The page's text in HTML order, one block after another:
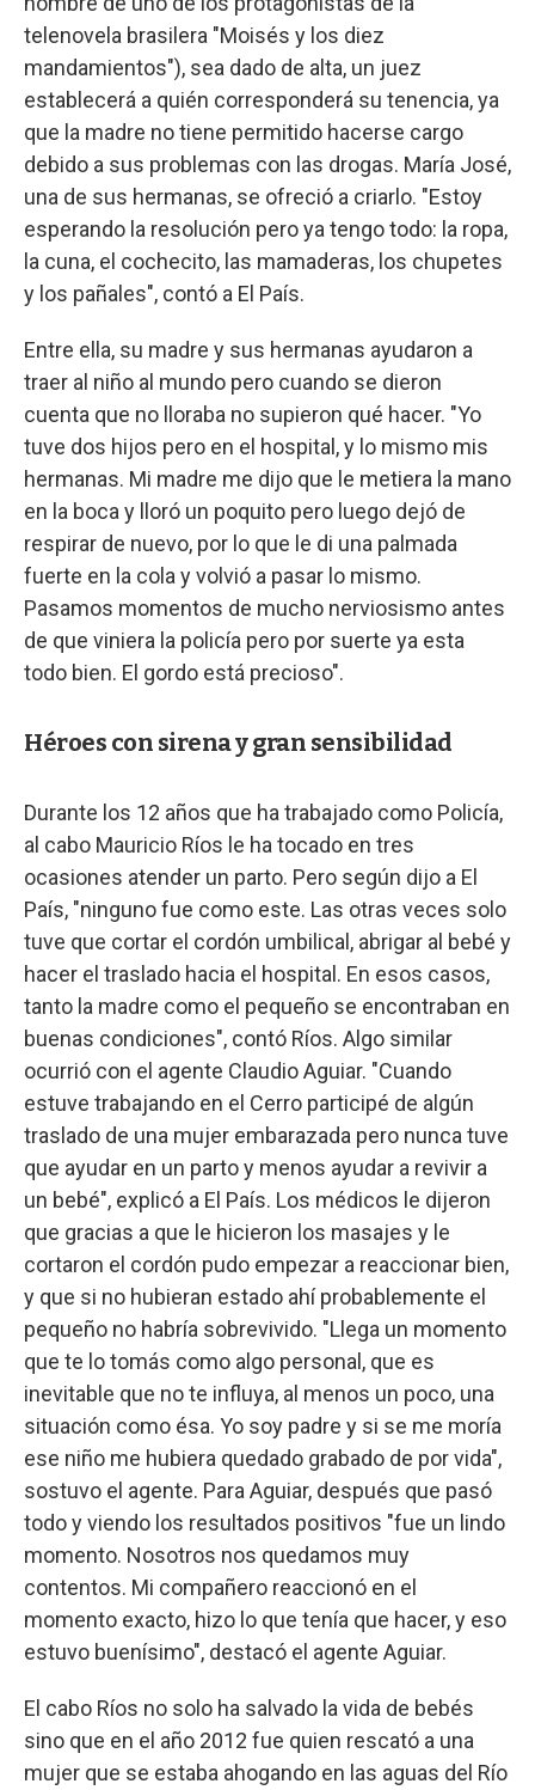
telenovela brasilera "Moisés y los diez
mandamientos"), sea dado de alta, un juez
establecerá a quién corresponderá su tenencia, ya
que la madre no tiene permitido hacerse cargo
debido a sus problemas con las drogas. María José,
una de sus hermanas, se ofreció a criarlo. "Estoy
esperando la resolución pero ya tengo todo: la ropa,
la cuna, el cochecito, las mamaderas, los chupetes
y los pañales", contó a El País.
Entre ella, su madre y sus hermanas ayudaron a
traer al niño al mundo pero cuando se dieron
cuenta que no lloraba no supieron qué hacer. "Yo
tuve dos hijos pero en el hospital, y lo mismo mis
hermanas. Mi madre me dijo que le metiera la mano
en la boca y lloró un poquito pero luego dejó de
respirar de nuevo, por lo que le di una palmada
fuerte en la cola y volvió a pasar lo mismo.
Pasamos momentos de mucho nerviosismo antes
de que viniera la policía pero por suerte ya esta
todo bien. El gordo está precioso".
Héroes con sirena y gran sensibilidad
Durante los 12 años que ha trabajado como Policía,
al cabo Mauricio Ríos le ha tocado en tres
ocasiones atender un parto. Pero según dijo a El
País, "ninguno fue como este. Las otras veces solo
tuve que cortar el cordón umbilical, abrigar al bebé y
hacer el traslado hacia el hospital. En esos casos,
tanto la madre como el pequeño se encontraban en
buenas condiciones", contó Ríos. Algo similar
ocurrió con el agente Claudio Aguiar. "Cuando
estuve trabajando en el Cerro participé de algún
traslado de una mujer embarazada pero nunca tuve
que ayudar en un parto y menos ayudar a revivir a
un bebé", explicó a El País. Los médicos le dijeron
que gracias a que le hicieron los masajes y le
cortaron el cordón pudo empezar a reaccionar bien,
y que si no hubieran estado ahí probablemente el
pequeño no habría sobrevivido. "Llega un momento
que te lo tomás como algo personal, que es
inevitable que no te influya, al menos un poco, una
situación como ésa. Yo soy padre y si se me moría
ese niño me hubiera quedado grabado de por vida",
sostuvo el agente. Para Aguiar, después que pasó
todo y viendo los resultados positivos "fue un lindo
momento. Nosotros nos quedamos muy
contentos. Mi compañero reaccionó en el
momento exacto, hizo lo que tenía que hacer, y eso
estuvo buenísimo", destacó el agente Aguiar.
El cabo Ríos no solo ha salvado la vida de bebés
sino que en el año 2012 fue quien rescató a una
mujer que se estaba ahogando en las aguas del Río